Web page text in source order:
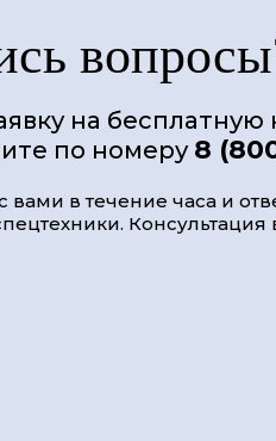
на бесплатную
по номеру 8
в течение часа и
Консультация